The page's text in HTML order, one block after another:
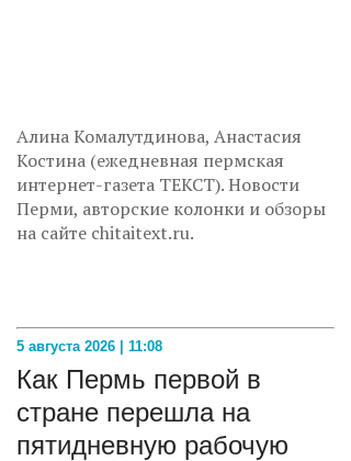
Алина Комалутдинова, Анастасия
Костина (ежедневная пермская
интернет-газета ТЕКСТ). Новости
Перми, авторские колонки и обзоры
на сайте chitaitext.ru.
5 августа 2026 | 11:08
Как Пермь первой в
стране перешла на
пятидневную рабочую